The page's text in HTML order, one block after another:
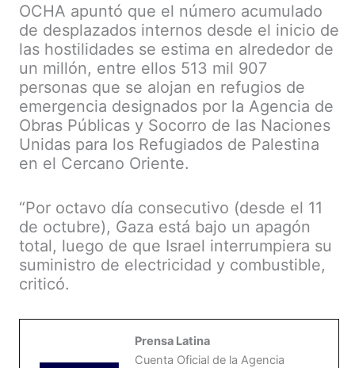
OCHA apuntó que el número acumulado
de desplazados internos desde el inicio de
las hostilidades se estima en alrededor de
un millón, entre ellos 513 mil 907
personas que se alojan en refugios de
emergencia designados por la Agencia de
Obras Públicas y Socorro de las Naciones
Unidas para los Refugiados de Palestina
en el Cercano Oriente.
“Por octavo día consecutivo (desde el 11
de octubre), Gaza está bajo un apagón
total, luego de que Israel interrumpiera su
suministro de electricidad y combustible,
criticó.
Prensa Latina
Cuenta Oficial de la Agencia